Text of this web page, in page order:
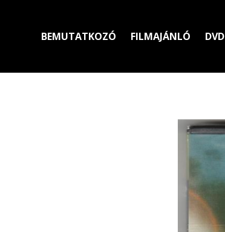
BEMUTATKOZÓ FILMAJÁNLÓ DVD